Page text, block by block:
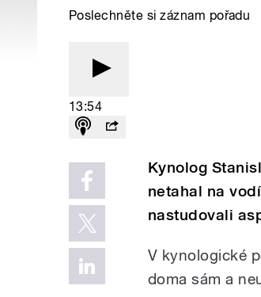
Poslechněte si záznam pořadu
13:54
Kynolog
netahal na
nastudovali
V kynologické
doma sám a